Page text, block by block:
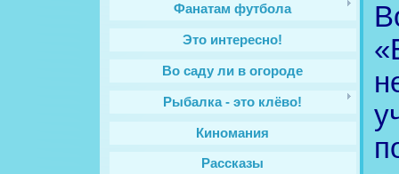
Фанатам футбола
Это интересно!
Во саду ли в огороде
Рыбалка - это клёво!
Киномания
Рассказы